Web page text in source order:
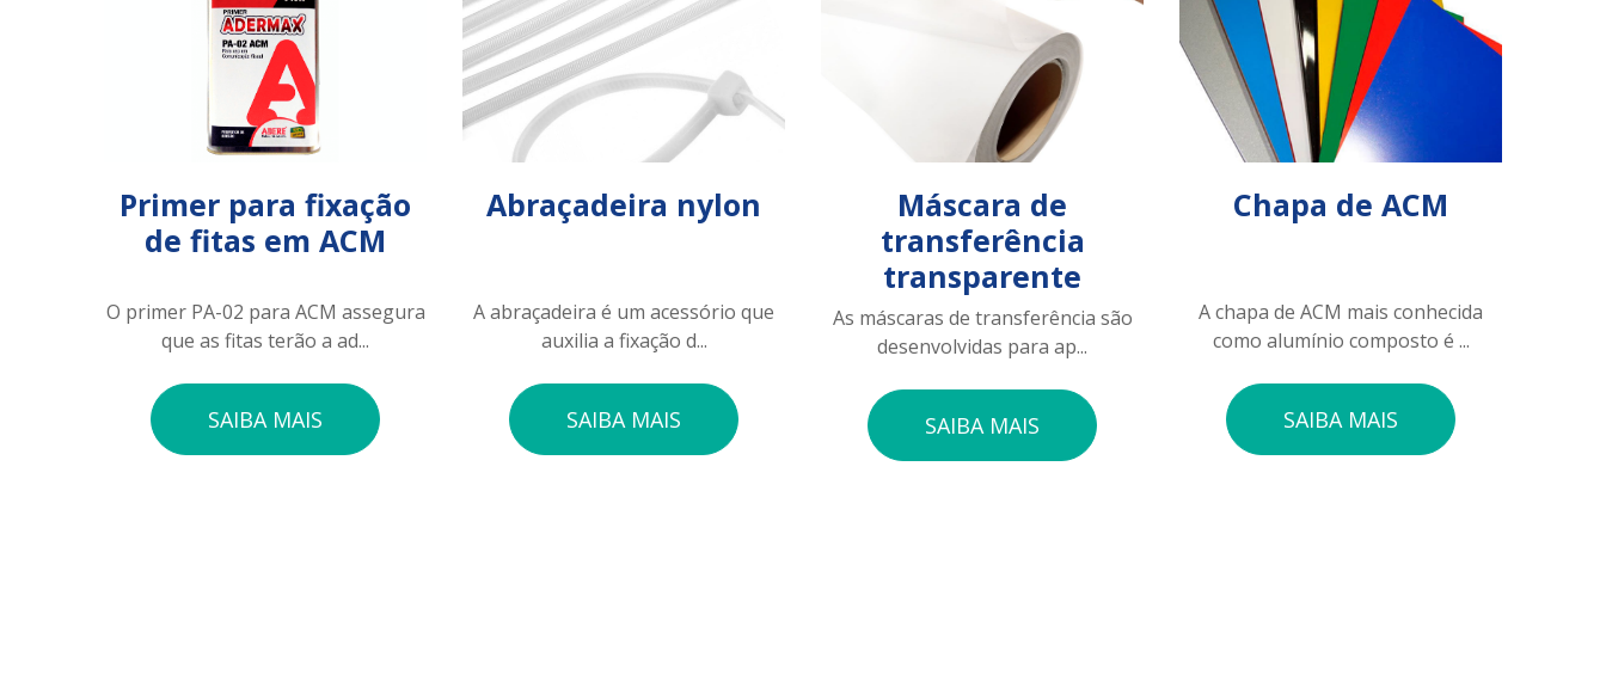
Primer para fixação
de fitas em ACM
O primer PA-02 para ACM assegura
que as fitas terão a ad...
SAIBA MAIS
Abraçadeira nylon
A abraçadeira é um acessório que
auxilia a fixação d...
SAIBA MAIS
Máscara de
transferência
transparente
As máscaras de transferência são
desenvolvidas para ap...
SAIBA MAIS
Chapa de ACM
A chapa de ACM mais conhecida
como alumínio composto é ...
SAIBA MAIS